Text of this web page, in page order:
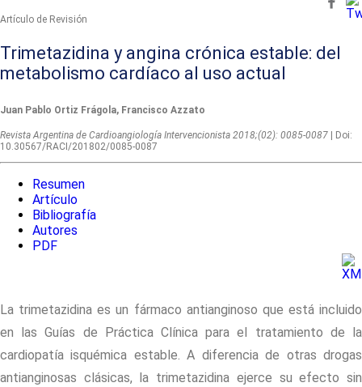
Artículo de Revisión
Trimetazidina y angina crónica estable: del
metabolismo cardíaco al uso actual
Juan Pablo Ortiz Frágola, Francisco Azzato
Revista Argentina de Cardioangiologí­a Intervencionista 2018;(02): 0085-0087 | Doi:
10.30567/RACI/201802/0085-0087
Resumen
Artículo
Bibliografía
Autores
PDF
La trimetazidina es un fármaco antianginoso que está incluido
en las Guías de Práctica Clínica para el tratamiento de la
cardiopatía isquémica estable. A diferencia de otras drogas
antianginosas clásicas, la trimetazidina ejerce su efecto sin